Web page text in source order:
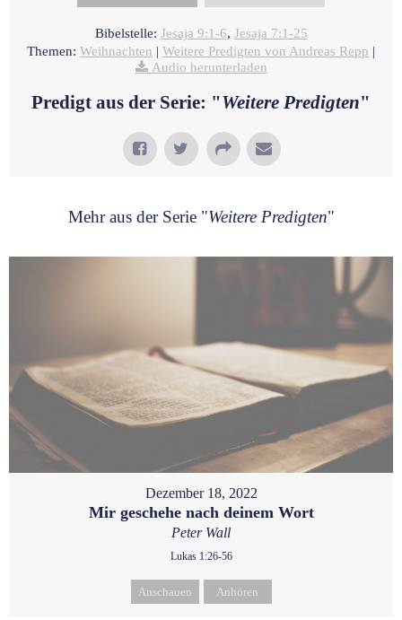
Bibelstelle: Jesaja 9:1-6, Jesaja 7:1-25
Themen: Weihnachten | Weitere Predigten von Andreas Repp |
Audio herunterladen
Predigt aus der Serie: "Weitere Predigten"
Mehr aus der Serie "Weitere Predigten"
Dezember 18, 2022
Mir geschehe nach deinem Wort
Peter Wall
Lukas 1:26-56
Anschauen Anhören